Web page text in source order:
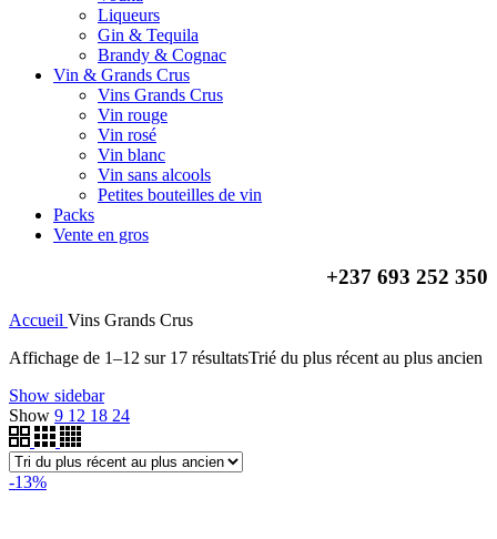
Liqueurs
Gin & Tequila
Brandy & Cognac
Vin & Grands Crus
Vins Grands Crus
Vin rouge
Vin rosé
Vin blanc
Vin sans alcools
Petites bouteilles de vin
Packs
Vente en gros
+237 693 252 350
Accueil Vins Grands Crus
Affichage de 1–12 sur 17 résultatsTrié du plus récent au plus ancien
Show sidebar
Show 9 12 18 24
-13%